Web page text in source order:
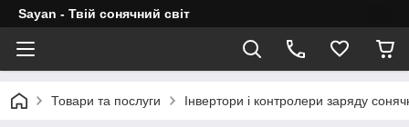
Sayan - Твій сонячний світ
Товари та послуги Інвертори і контролери заряду